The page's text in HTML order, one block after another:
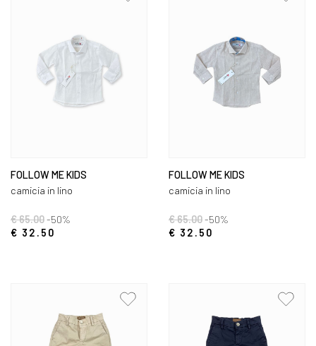
FOLLOW ME KIDS
camicia in lino
€ 65.00-50%
€ 32.50
FOLLOW ME KIDS
camicia in lino
€ 65.00-50%
€ 32.50